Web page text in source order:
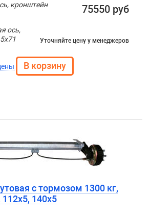
кронштейн
75550 руб
ось,
Уточняйте цену у менеджеров
с тормозом 1300 кг,
112х5, 140х5